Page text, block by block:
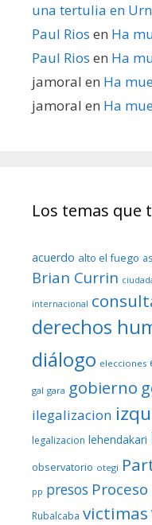
una tertulia en
Paul Rios en Ha
Paul Rios en Ha
jamoral en Ha
jamoral en Ha
Los temas que
acuerdo alto el fuego
Brian Currin
internacional
derechos
diálogo elecciones
gal gara gobierno
ilegalizacion
legalizacion lehendakari
observatorio otegi
pp presos
Rubalcaba victimas